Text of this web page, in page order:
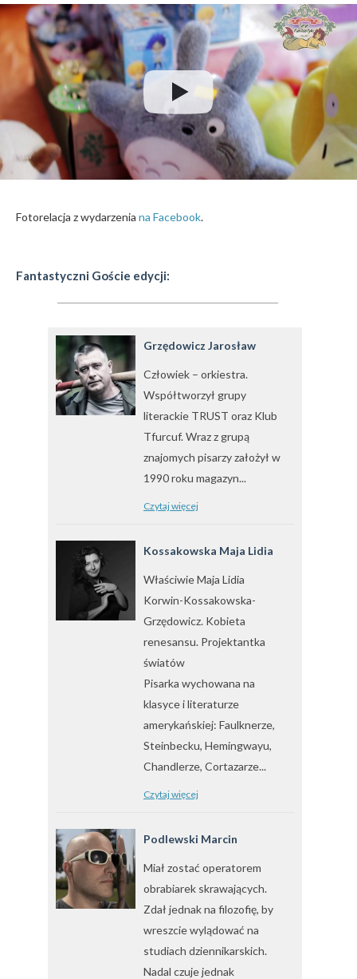
Fotorelacja z wydarzenia na Facebook.
Fantastyczni Goście edycji:
Grzędowicz Jarosław
Człowiek – orkiestra.
Współtworzył grupy
literackie TRUST oraz Klub
Tfurcuf. Wraz z grupą
znajomych pisarzy założył w
1990 roku magazyn...
Czytaj więcej
Kossakowska Maja Lidia
Właściwie Maja Lidia
Korwin-Kossakowska-
Grzędowicz. Kobieta
renesansu. Projektantka
światów
Pisarka wychowana na
klasyce i literaturze
amerykańskiej: Faulknerze,
Steinbecku, Hemingwayu,
Chandlerze, Cortazarze...
Czytaj więcej
Podlewski Marcin
Miał zostać operatorem
obrabiarek skrawających.
Zdał jednak na filozofię, by
wreszcie wylądować na
studiach dziennikarskich.
Nadal czuje jednak